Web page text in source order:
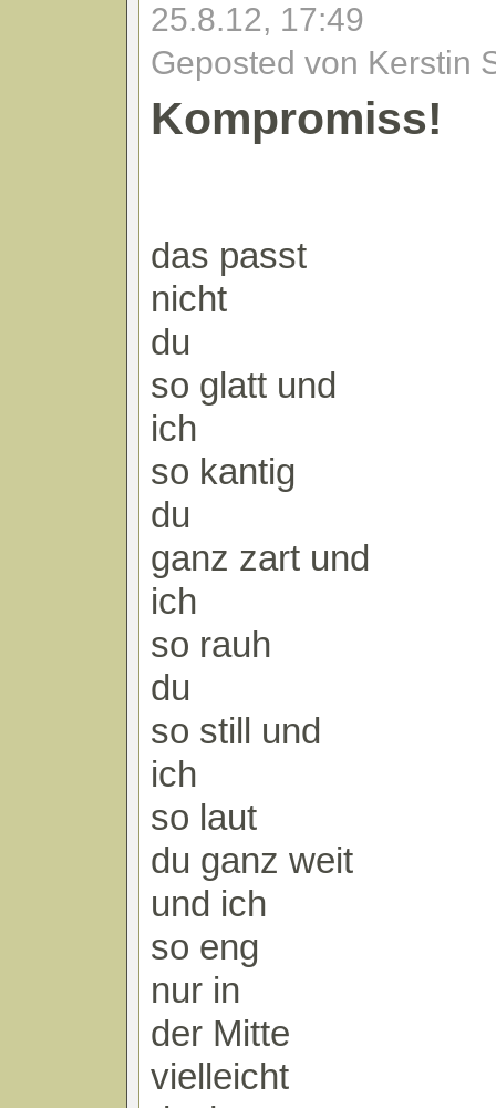
25.8.12, 17:49
Geposted von Kerstin
Kompromiss!
das passt
nicht
du
so glatt und
ich
so kantig
du
ganz zart und
ich
so rauh
du
so still und
ich
so laut
du ganz weit
und ich
so eng
nur in
der Mitte
vielleicht